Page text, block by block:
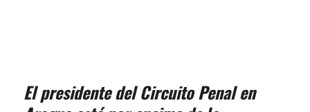
El presidente del Circuito Penal en